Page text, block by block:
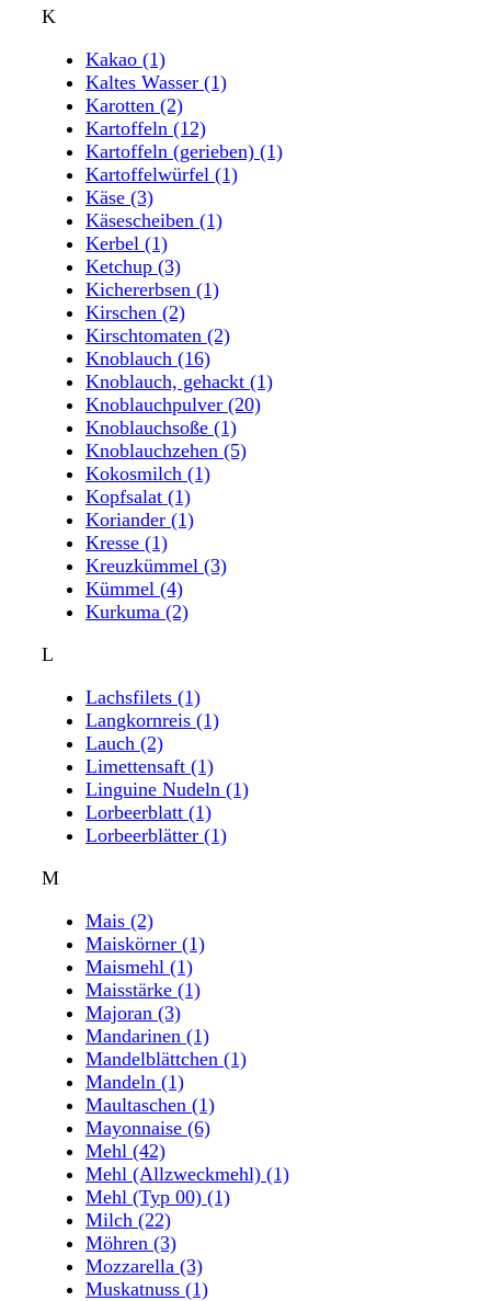
K
Kakao (1)
Kaltes Wasser (1)
Karotten (2)
Kartoffeln (12)
Kartoffeln (gerieben) (1)
Kartoffelwürfel (1)
Käse (3)
Käsescheiben (1)
Kerbel (1)
Ketchup (3)
Kichererbsen (1)
Kirschen (2)
Kirschtomaten (2)
Knoblauch (16)
Knoblauch, gehackt (1)
Knoblauchpulver (20)
Knoblauchsoße (1)
Knoblauchzehen (5)
Kokosmilch (1)
Kopfsalat (1)
Koriander (1)
Kresse (1)
Kreuzkümmel (3)
Kümmel (4)
Kurkuma (2)
L
Lachsfilets (1)
Langkornreis (1)
Lauch (2)
Limettensaft (1)
Linguine Nudeln (1)
Lorbeerblatt (1)
Lorbeerblätter (1)
M
Mais (2)
Maiskörner (1)
Maismehl (1)
Maisstärke (1)
Majoran (3)
Mandarinen (1)
Mandelblättchen (1)
Mandeln (1)
Maultaschen (1)
Mayonnaise (6)
Mehl (42)
Mehl (Allzweckmehl) (1)
Mehl (Typ 00) (1)
Milch (22)
Möhren (3)
Mozzarella (3)
Muskatnuss (1)